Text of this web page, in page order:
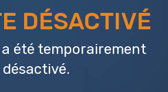
DÉSACTIVÉ
été temporairement
désactivé.